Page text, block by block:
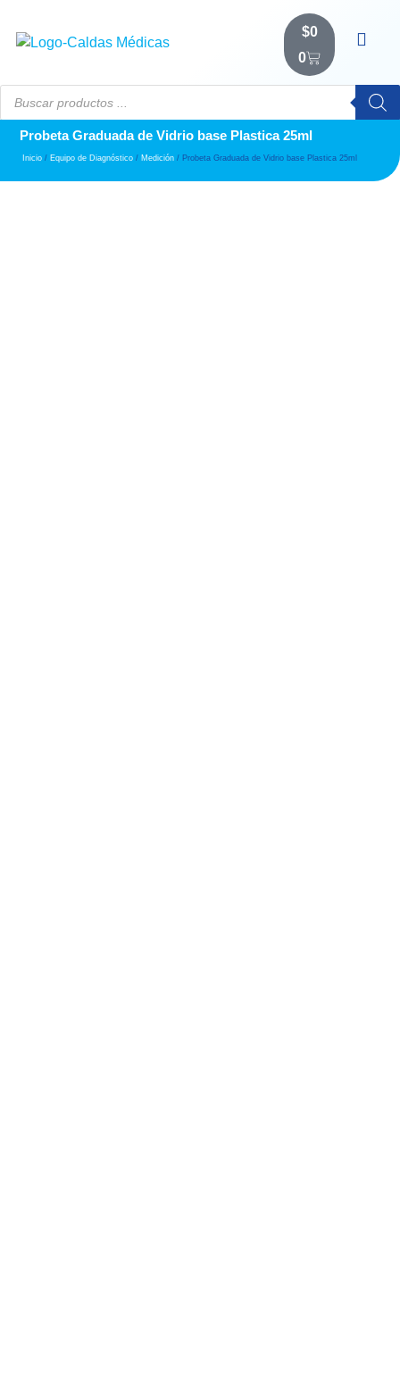
$0
0
Probeta Graduada de Vidrio base Plastica 25ml
Inicio / Equipo de Diagnóstico / Medición / Probeta Graduada de Vidrio base Plastica 25ml